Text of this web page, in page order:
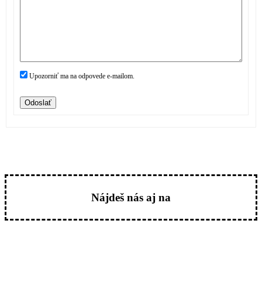
Upozorniť ma na odpovede e-mailom.
Odoslať
Nájdeš nás aj na